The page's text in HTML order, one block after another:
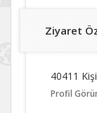
Ziyaret
40411 Kişi
Profil